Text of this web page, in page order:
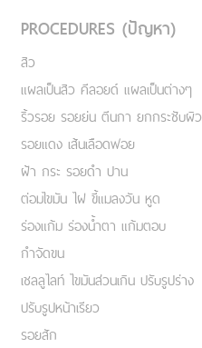
PROCEDURES (ปัญหา)
สิว
แผลเป็นสิว คีลอยด์ แผลเป็นต่างๆ
ริ้วรอย รอยย่น ตีนกา ยกกระชับผิว
รอยแดง เส้นเลือดฟอย
ฝ้า กระ รอยดำ ปาน
ต่อมไขมัน ไฝ ขี้แมลงวัน หูด
ร่องแก้ม ร่องน้ำตา แก้มตอบ
กำจัดขน
เชลลูไลท์ ไขมันส่วนเกิน ปรับรูปร่าง
ปรับรูปหน้าเรียว
รอยสัก